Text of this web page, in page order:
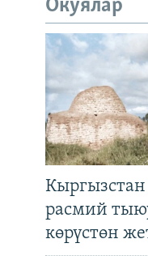
Окуялар
расмий
көрүстөн